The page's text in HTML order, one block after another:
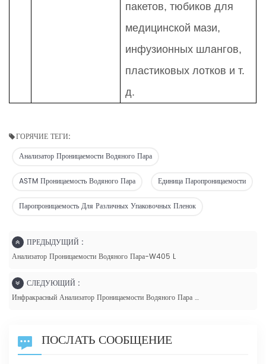
пакетов, тюбиков для
медицинской мази,
инфузионных шлангов,
пластиковых лотков и т.
д.
ГОРЯЧИЕ ТЕГИ:
Анализатор Проницаемости Водяного Пара
ASTM Проницаемость Водяного Пара Единица Паропроницаемости
Паропроницаемость Для Различных Упаковочных Пленок
ПРЕДЫДУЩИЙ :
Анализатор Проницаемости Водяного Пара-W405 L
СЛЕДУЮЩИЙ :
Инфракрасный Анализатор Проницаемости Водяного Пара W401L
ПОСЛАТЬ СООБЩЕНИЕ